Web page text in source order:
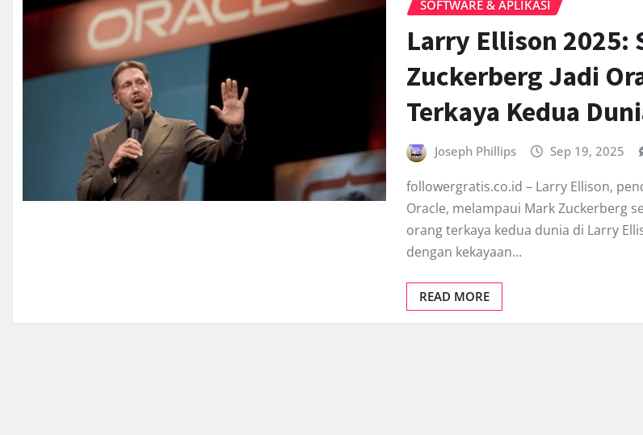
SOFTWARE & APLIKASI
Larry Ellison 2025:
Zuckerberg Jadi
Terkaya Kedua
Joseph Phillips Sep 19, 2025
followergratis.co.id – Larry Ellison,
Oracle, melampaui Mark Zuckerberg
orang terkaya kedua dunia di Larry
dengan kekayaan…
READ MORE